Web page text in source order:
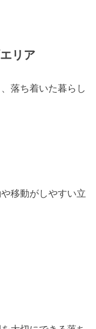
リア
落ち着いた暮らし
移動がしやすい立